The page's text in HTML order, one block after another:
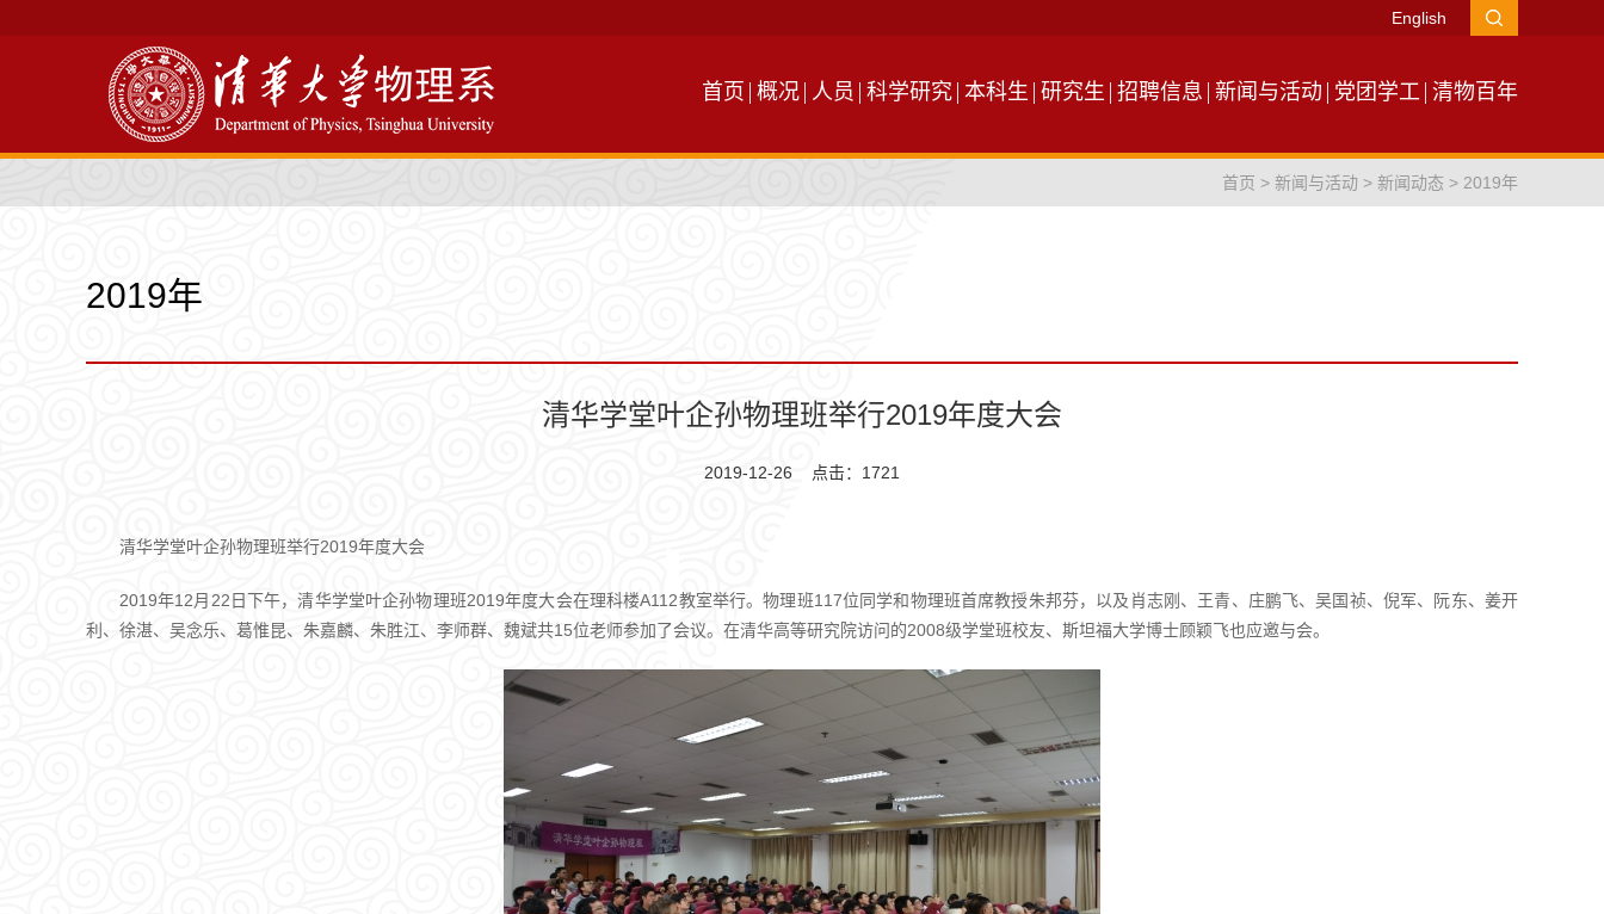
English
首页 概况 人员 科学研究 本科生 研究生 招聘信息 新闻与活动 党团学工 清物百年
首页 > 新闻与活动 > 新闻动态 > 2019年
2019年
清华学堂叶企孙物理班举行2019年度大会
2019-12-26 点击： 1721
清华学堂叶企孙物理班举行2019年度大会
2019年12月22日下午，清华学堂叶企孙物理班2019年度大会在理科楼A112教室举行。物理班117位同学和物理班首席教授朱邦芬，以及肖志刚、王青、庄鹏飞、吴国祯、倪军、阮东、姜开
利、徐湛、吴念乐、葛惟昆、朱嘉麟、朱胜江、李师群、魏斌共15位老师参加了会议。在清华高等研究院访问的2008级学堂班校友、斯坦福大学博士顾颖飞也应邀与会。